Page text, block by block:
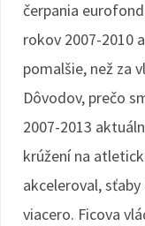
čerpania
rokov 2007-2010
pomalšie, než za
Dôvodov, prečo
2007-2013
krúžení na
akceleroval,
viacero. Ficova